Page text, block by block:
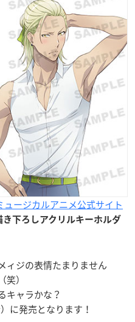
ージカルアニメ公式サイト
下ろしアクリルキーホルダ
ィジの表情たまりません
）
キャラかな？
に発売となります！